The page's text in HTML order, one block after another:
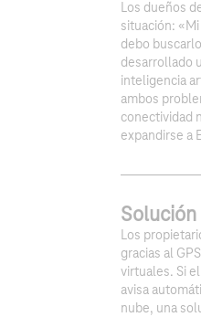
Los dueños
situación:
debo
desarrollado
inteligencia
ambos
conectividad
expandirse a
Solución
Los
gracias al
virtuales. Si
avisa
nube, una